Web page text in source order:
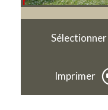
Sélectionner
Imprimer